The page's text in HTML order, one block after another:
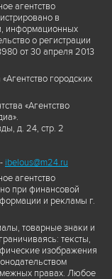
агентство
в
информационных
о регистрации
от 30 апреля 2013
городских
«Агентство
д. 24, стр. 2
ibelous@m24.ru
агентство
при финансовой
и рекламы г.
товарные знаки и
тексты,
изображения
правах. Любое